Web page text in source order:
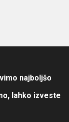
Vse pravice
najboljšo
lahko izveste